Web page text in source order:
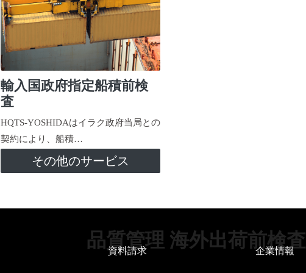
輸入国政府指定船積前検
査
HQTS-YOSHIDAはイラク政府当局との
契約により、船積…
その他のサービス
品質管理 海外出荷前検査
資料請求 企業情報